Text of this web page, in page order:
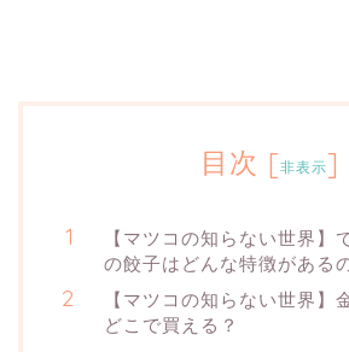
目次 [非表示]
【マツコの知らない世界】
の餃子はどんな特徴がある
【マツコの知らない世界】
どこで買える？